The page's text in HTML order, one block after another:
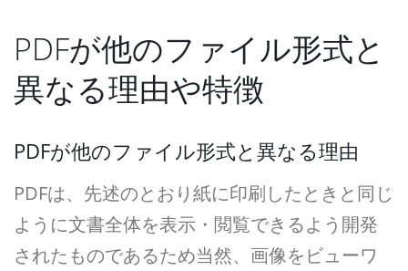
PDFが他のファイル形式と
異なる理由や特徴
PDFが他のファイル形式と異なる理由
PDFは、先述のとおり紙に印刷したときと同じ
ように文書全体を表示・閲覧できるよう開発
されたものであるため当然、画像をビューワ